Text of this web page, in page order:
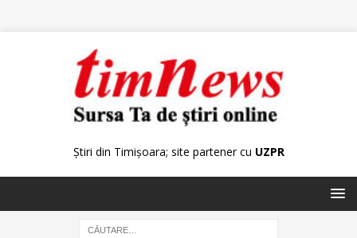
Știri din Timișoara; site partener cu UZPR